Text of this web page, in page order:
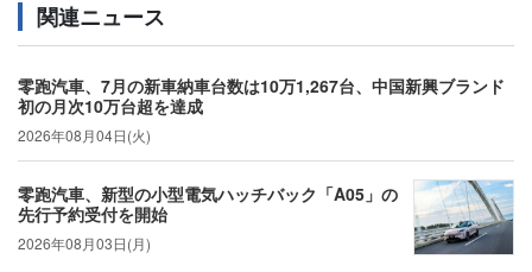
関連ニュース
零跑汽車、7月の新車納車台数は10万1,267台、中国新興ブランド
初の月次10万台超を達成
2026年08月04日(火)
零跑汽車、新型の小型電気ハッチバック「A05」の
先行予約受付を開始
2026年08月03日(月)